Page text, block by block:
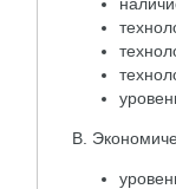
В.